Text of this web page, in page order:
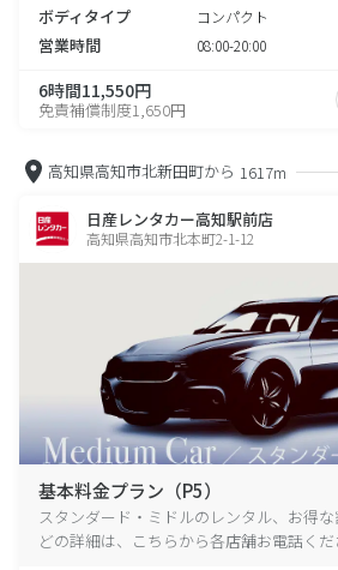
ボディタイプ コンパクト
営業時間 08:00-20:00
6時間11,550円
免責補償制度1,650円
高知県高知市北新田町から 1617m
日産レンタカー高知駅前店
高知県高知市北本町2-1-12
基本料金プラン（P5）
スタンダード・ミドルのレンタル、お得
どの詳細は、こちらから各店舗お電話くだ